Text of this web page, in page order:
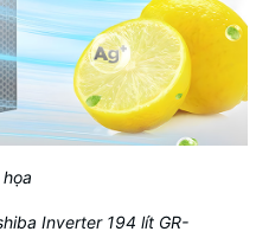
Inverter 194 lít GR-